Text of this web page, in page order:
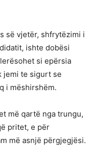
së vjetër, shfrytëzimi i
ishte dobësi
si epërsia
jemi te sigurt se
i mëshirshëm.
më qartë nga trungu,
pritet, e për
më asnjë përgjegjësi.